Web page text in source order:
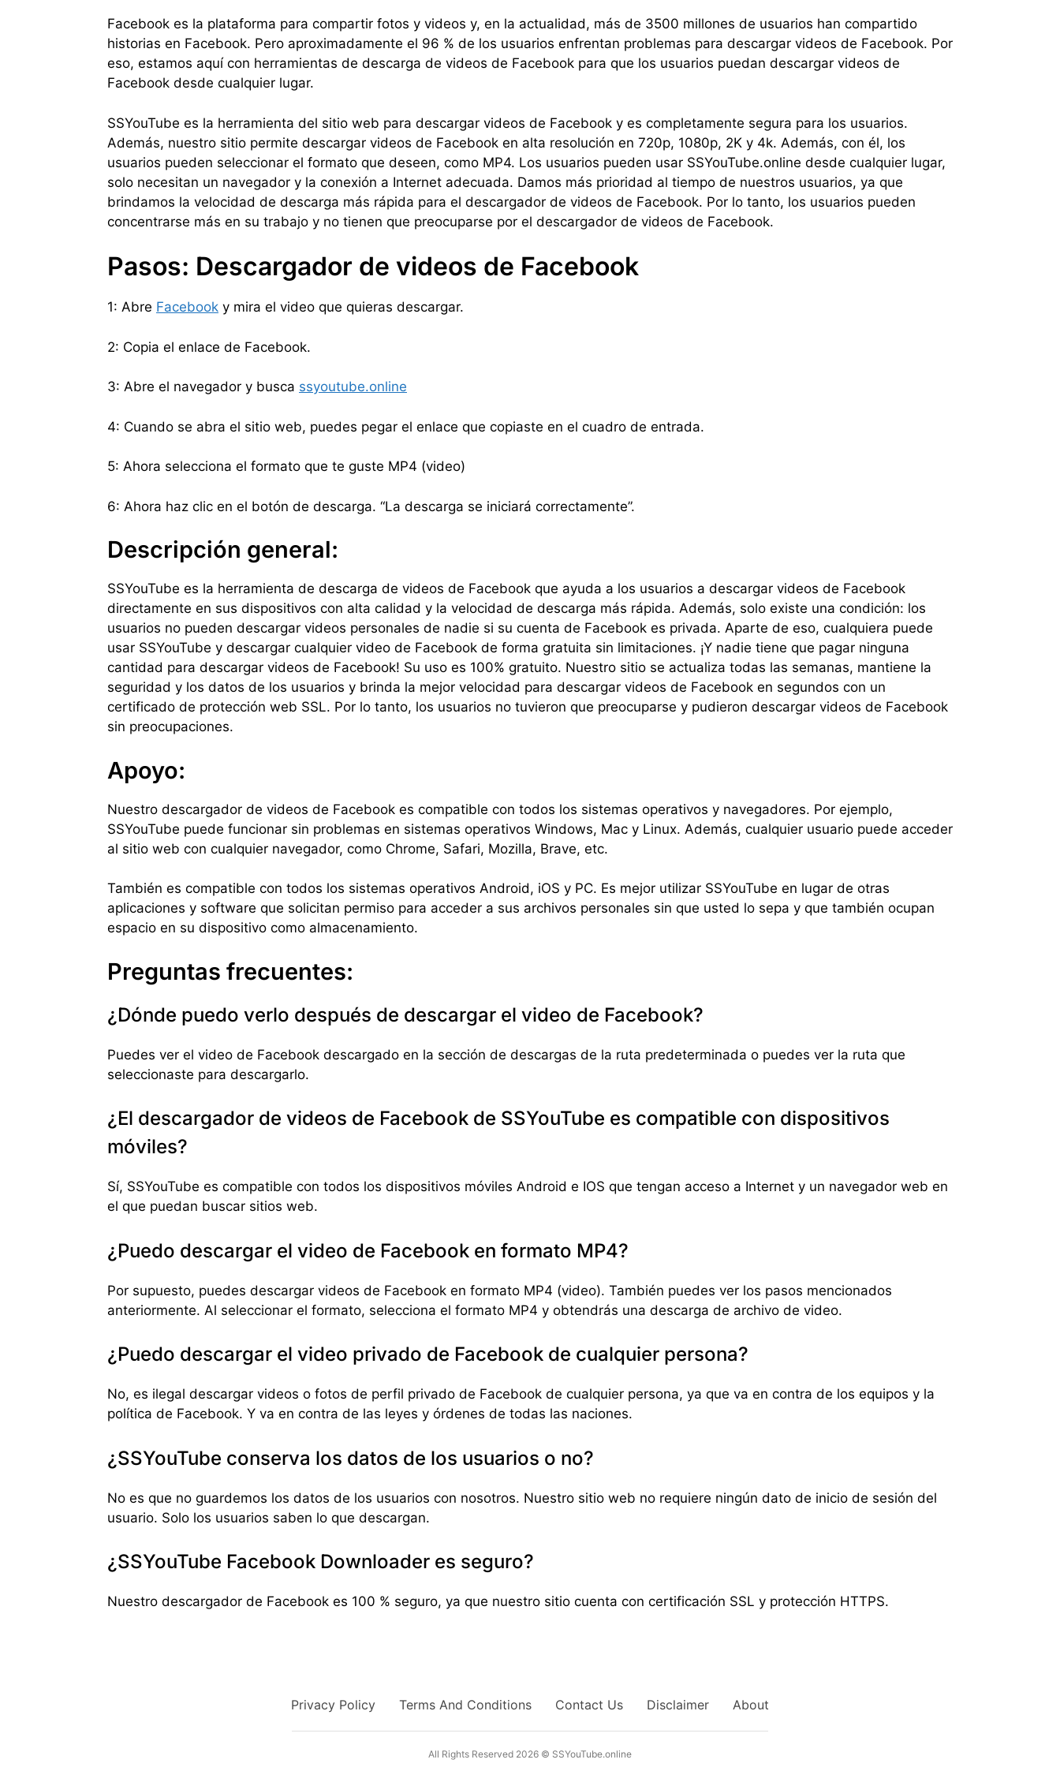
Facebook es la plataforma para compartir fotos y videos y, en la actualidad, más de 3500 millones de usuarios han compartido
historias en Facebook. Pero aproximadamente el 96 % de los usuarios enfrentan problemas para descargar videos de Facebook. Por
eso, estamos aquí con herramientas de descarga de videos de Facebook para que los usuarios puedan descargar videos de
Facebook desde cualquier lugar.
SSYouTube es la herramienta del sitio web para descargar videos de Facebook y es completamente segura para los usuarios.
Además, nuestro sitio permite descargar videos de Facebook en alta resolución en 720p, 1080p, 2K y 4k. Además, con él, los
usuarios pueden seleccionar el formato que deseen, como MP4. Los usuarios pueden usar SSYouTube.online desde cualquier lugar,
solo necesitan un navegador y la conexión a Internet adecuada. Damos más prioridad al tiempo de nuestros usuarios, ya que
brindamos la velocidad de descarga más rápida para el descargador de videos de Facebook. Por lo tanto, los usuarios pueden
concentrarse más en su trabajo y no tienen que preocuparse por el descargador de videos de Facebook.
Pasos: Descargador de videos de Facebook
1: Abre Facebook y mira el video que quieras descargar.
2: Copia el enlace de Facebook.
3: Abre el navegador y busca ssyoutube.online
4: Cuando se abra el sitio web, puedes pegar el enlace que copiaste en el cuadro de entrada.
5: Ahora selecciona el formato que te guste MP4 (video)
6: Ahora haz clic en el botón de descarga. “La descarga se iniciará correctamente”.
Descripción general:
SSYouTube es la herramienta de descarga de videos de Facebook que ayuda a los usuarios a descargar videos de Facebook
directamente en sus dispositivos con alta calidad y la velocidad de descarga más rápida. Además, solo existe una condición: los
usuarios no pueden descargar videos personales de nadie si su cuenta de Facebook es privada. Aparte de eso, cualquiera puede
usar SSYouTube y descargar cualquier video de Facebook de forma gratuita sin limitaciones. ¡Y nadie tiene que pagar ninguna
cantidad para descargar videos de Facebook! Su uso es 100% gratuito. Nuestro sitio se actualiza todas las semanas, mantiene la
seguridad y los datos de los usuarios y brinda la mejor velocidad para descargar videos de Facebook en segundos con un
certificado de protección web SSL. Por lo tanto, los usuarios no tuvieron que preocuparse y pudieron descargar videos de Facebook
sin preocupaciones.
Apoyo:
Nuestro descargador de videos de Facebook es compatible con todos los sistemas operativos y navegadores. Por ejemplo,
SSYouTube puede funcionar sin problemas en sistemas operativos Windows, Mac y Linux. Además, cualquier usuario puede acceder
al sitio web con cualquier navegador, como Chrome, Safari, Mozilla, Brave, etc.
También es compatible con todos los sistemas operativos Android, iOS y PC. Es mejor utilizar SSYouTube en lugar de otras
aplicaciones y software que solicitan permiso para acceder a sus archivos personales sin que usted lo sepa y que también ocupan
espacio en su dispositivo como almacenamiento.
Preguntas frecuentes:
¿Dónde puedo verlo después de descargar el video de Facebook?
Puedes ver el video de Facebook descargado en la sección de descargas de la ruta predeterminada o puedes ver la ruta que
seleccionaste para descargarlo.
¿El descargador de videos de Facebook de SSYouTube es compatible con dispositivos
móviles?
Sí, SSYouTube es compatible con todos los dispositivos móviles Android e IOS que tengan acceso a Internet y un navegador web en
el que puedan buscar sitios web.
¿Puedo descargar el video de Facebook en formato MP4?
Por supuesto, puedes descargar videos de Facebook en formato MP4 (video). También puedes ver los pasos mencionados
anteriormente. Al seleccionar el formato, selecciona el formato MP4 y obtendrás una descarga de archivo de video.
¿Puedo descargar el video privado de Facebook de cualquier persona?
No, es ilegal descargar videos o fotos de perfil privado de Facebook de cualquier persona, ya que va en contra de los equipos y la
política de Facebook. Y va en contra de las leyes y órdenes de todas las naciones.
¿SSYouTube conserva los datos de los usuarios o no?
No es que no guardemos los datos de los usuarios con nosotros. Nuestro sitio web no requiere ningún dato de inicio de sesión del
usuario. Solo los usuarios saben lo que descargan.
¿SSYouTube Facebook Downloader es seguro?
Nuestro descargador de Facebook es 100 % seguro, ya que nuestro sitio cuenta con certificación SSL y protección HTTPS.
Privacy Policy Terms And Conditions Contact Us Disclaimer About
All Rights Reserved 2026 © SSYouTube.online